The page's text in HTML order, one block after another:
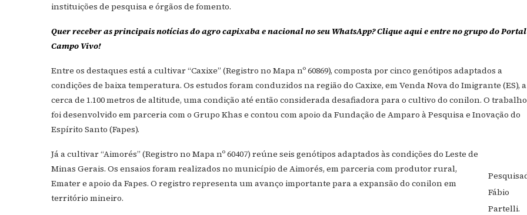
instituições de pesquisa e órgãos de fomento.
Quer receber as principais notícias do agro capixaba e nacional no seu WhatsApp? Clique aqui e entre no grupo do Portal
Campo Vivo!
Entre os destaques está a cultivar “Caxixe” (Registro no Mapa nº 60869), composta por cinco genótipos adaptados a
condições de baixa temperatura. Os estudos foram conduzidos na região do Caxixe, em Venda Nova do Imigrante (ES), a
cerca de 1.100 metros de altitude, uma condição até então considerada desafiadora para o cultivo do conilon. O trabalho
foi desenvolvido em parceria com o Grupo Khas e contou com apoio da Fundação de Amparo à Pesquisa e Inovação do
Espírito Santo (Fapes).
Fábio
Partelli.
Já a cultivar “Aimorés” (Registro no Mapa nº 60407) reúne seis genótipos adaptados às condições do Leste de
Minas Gerais. Os ensaios foram realizados no município de Aimorés, em parceria com produtor rural,
Emater e apoio da Fapes. O registro representa um avanço importante para a expansão do conilon em
território mineiro.